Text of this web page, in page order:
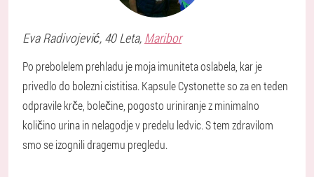
Eva Radivojević, 40 Leta, Maribor
Po prebolelem prehladu je moja imuniteta oslabela, kar je
privedlo do bolezni cistitisa. Kapsule Cystonette so za en teden
odpravile krče, bolečine, pogosto uriniranje z minimalno
količino urina in nelagodje v predelu ledvic. S tem zdravilom
smo se izognili dragemu pregledu.